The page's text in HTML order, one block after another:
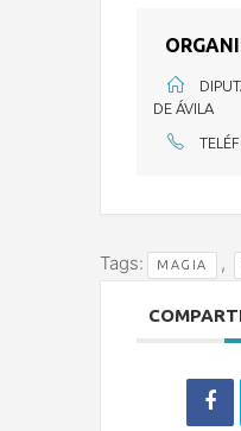
DE ÁVILA
Tags: MAGIA ,